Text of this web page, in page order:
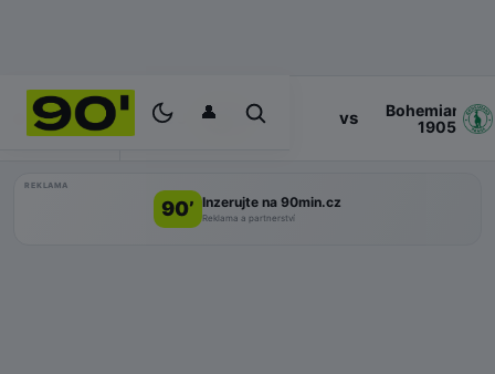
👤
PROGRAM 17:00 Zlin vs
Bohemians
1905
REKLAMA
90’ Inzerujte na 90min.cz
Reklama a partnerství